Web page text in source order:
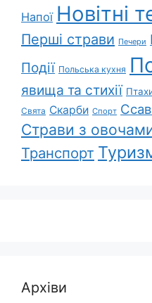
Напої Новітні
Перші страви Печери
Події Польська кухня
явища та стихії
Свята Скарби Спорт
Страви з
Транспорт
Архіви